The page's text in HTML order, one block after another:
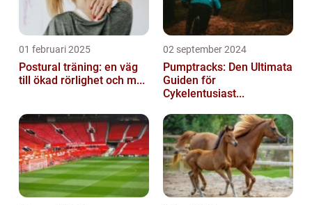
01 februari 2025
Postural träning: en väg
till ökad rörlighet och m...
02 september 2024
Pumptracks: Den Ultimata
Guiden för
Cykelentusiast...